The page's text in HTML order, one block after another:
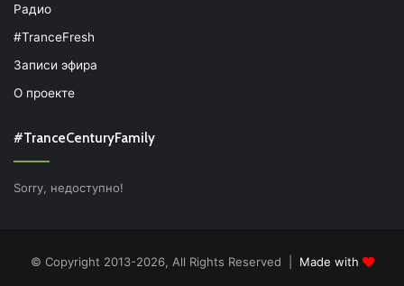
Радио
#TranceFresh
Записи эфира
О проекте
#TranceCenturyFamily
Sorry, недоступно!
© Copyright 2013-2026, All Rights Reserved | Made with